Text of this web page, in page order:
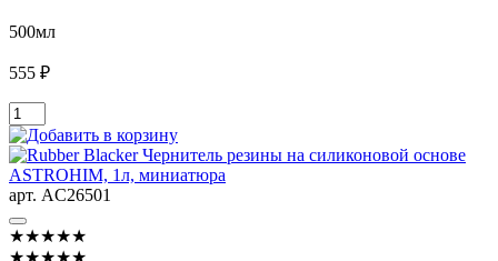
500мл
555 ₽
арт. AC26501
★★★★★
★★★★★